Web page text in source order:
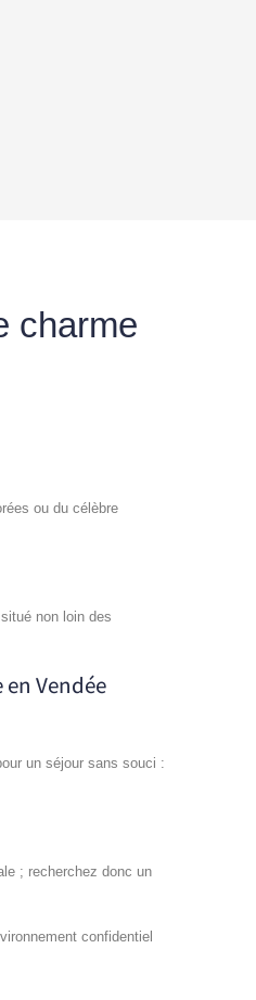
charme
ou du célèbre
non loin des
Vendée
un séjour sans souci :
; recherchez donc un
confidentiel